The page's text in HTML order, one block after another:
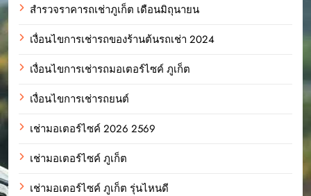
สำรวจราคารถเช่าภูเก็ต เดือนมิถุนายน
เงื่อนไขการเช่ารถของร้านต้นรถเช่า 2024
เงื่อนไขการเช่ารถมอเตอร์ไซค์ ภูเก็ต
เงื่อนไขการเช่ารถยนต์
เช่ามอเตอร์ไซค์ 2026 2569
เช่ามอเตอร์ไซค์ ภูเก็ต
เช่ามอเตอร์ไซค์ ภูเก็ต รุ่นไหนดี